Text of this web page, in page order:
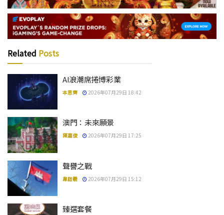
Related Posts
AI浪潮席捲博彩業
本思齊 2026年07月29日 18:42
澳門：未來願景
陳嘉俊 2026年07月29日 17:25
聲譽之戰
韋啟羲 2026年07月29日 15:12
臻選套餐